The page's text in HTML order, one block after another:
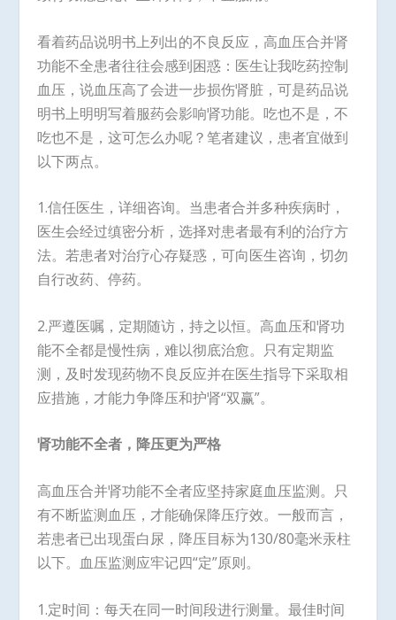
看着药品说明书上列出的不良反应，高血压合并肾
功能不全患者往往会感到困惑：医生让我吃药控制
血压，说血压高了会进一步损伤肾脏，可是药品说
明书上明明写着服药会影响肾功能。吃也不是，不
吃也不是，这可怎么办呢？笔者建议，患者宜做到
以下两点。
1.信任医生，详细咨询。当患者合并多种疾病时，
医生会经过缜密分析，选择对患者最有利的治疗方
法。若患者对治疗心存疑惑，可向医生咨询，切勿
自行改药、停药。
2.严遵医嘱，定期随访，持之以恒。高血压和肾功
能不全都是慢性病，难以彻底治愈。只有定期监
测，及时发现药物不良反应并在医生指导下采取相
应措施，才能力争降压和护肾“双赢”。
肾功能不全者，降压更为严格
高血压合并肾功能不全者应坚持家庭血压监测。只
有不断监测血压，才能确保降压疗效。一般而言，
若患者已出现蛋白尿，降压目标为130/80毫米汞柱
以下。血压监测应牢记四“定”原则。
1.定时间：每天在同一时间段进行测量。最佳时间